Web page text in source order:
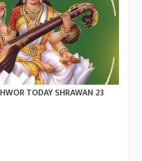
TODAY SHRAWAN 23